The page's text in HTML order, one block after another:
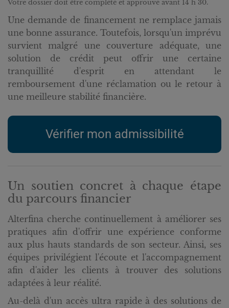
Votre dossier doit être complété et approuvé avant 14 h 30.
Une demande de financement ne remplace jamais
une bonne assurance. Toutefois, lorsqu'un imprévu
survient malgré une couverture adéquate, une
solution de crédit peut offrir une certaine
tranquillité d'esprit en attendant le
remboursement d'une réclamation ou le retour à
une meilleure stabilité financière.
Vérifier mon admissibilité
Un soutien concret à chaque étape
du parcours financier
Alterfina cherche continuellement à améliorer ses
pratiques afin d'offrir une expérience conforme
aux plus hauts standards de son secteur. Ainsi, ses
équipes privilégient l'écoute et l'accompagnement
afin d'aider les clients à trouver des solutions
adaptées à leur réalité.
Au-delà d'un accès ultra rapide à des solutions de